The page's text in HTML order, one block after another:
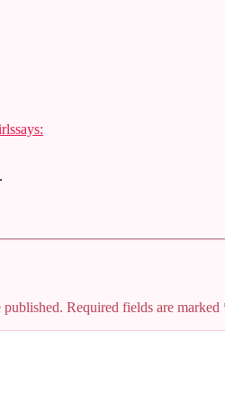
says:
published. Required fields are marked